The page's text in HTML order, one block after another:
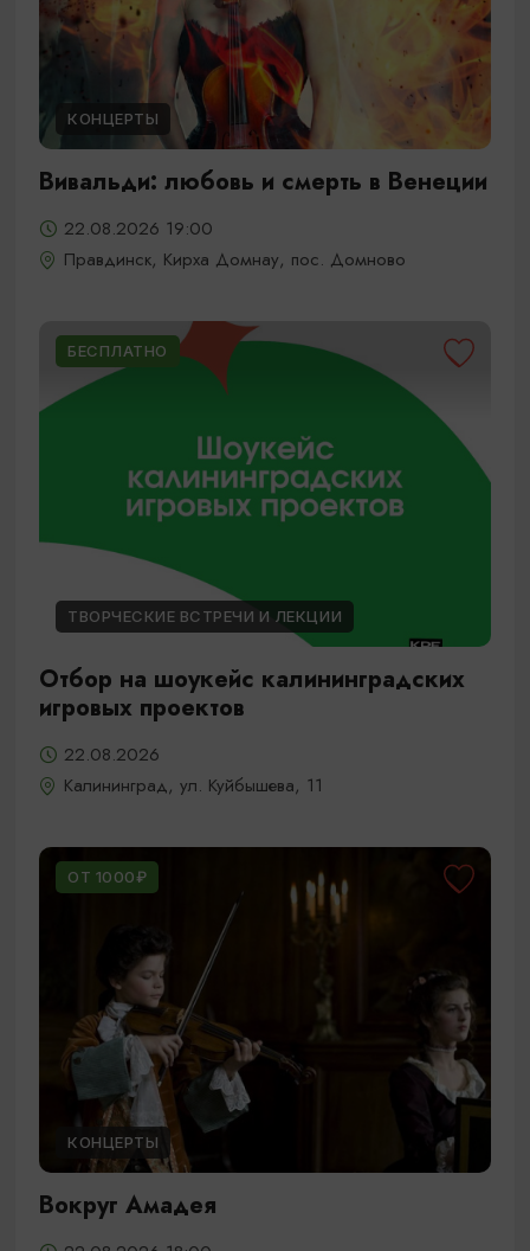
КОНЦЕРТЫ
Вивальди: любовь и смерть в Венеции
22.08.2026 19:00
Правдинск, Кирха Домнау, пос. Домново
БЕСПЛАТНО
ТВОРЧЕСКИЕ ВСТРЕЧИ И ЛЕКЦИИ
Отбор на шоукейс калининградских
игровых проектов
22.08.2026
Калининград, ул. Куйбышева, 11
ОТ 1000₽
КОНЦЕРТЫ
Вокруг Амадея